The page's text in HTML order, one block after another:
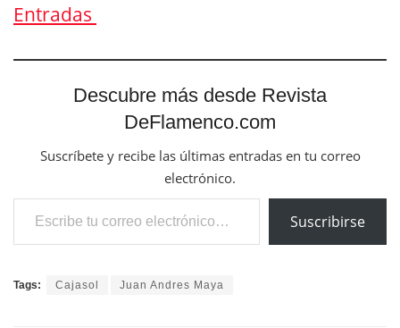
Entradas
Descubre más desde Revista
DeFlamenco.com
Suscríbete y recibe las últimas entradas en tu correo
electrónico.
Escribe tu correo electrónico…
Suscribirse
Tags: Cajasol Juan Andres Maya